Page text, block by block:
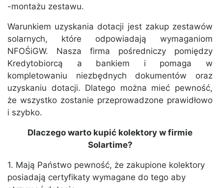
-montażu zestawu.
Warunkiem uzyskania dotacji jest zakup zestawów
solarnych, które odpowiadają wymaganiom
NFOŚiGW. Nasza firma pośredniczy pomiędzy
Kredytobiorcą a bankiem i pomaga w
kompletowaniu niezbędnych dokumentów oraz
uzyskaniu dotacji. Dlatego można mieć pewność,
że wszystko zostanie przeprowadzone prawidłowo
i szybko.
Dlaczego warto kupić kolektory w firmie
Solartime?
1. Mają Państwo pewność, że zakupione kolektory
posiadają certyfikaty wymagane do tego aby